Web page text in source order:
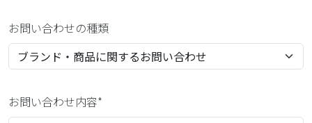
お問い合わせの種類
お問い合わせ内容*